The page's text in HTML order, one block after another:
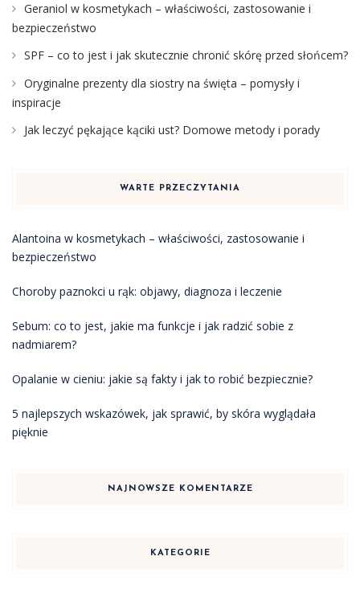
Geraniol w kosmetykach – właściwości, zastosowanie i
bezpieczeństwo
SPF – co to jest i jak skutecznie chronić skórę przed słońcem?
Oryginalne prezenty dla siostry na święta – pomysły i
inspiracje
Jak leczyć pękające kąciki ust? Domowe metody i porady
WARTE PRZECZYTANIA
Alantoina w kosmetykach – właściwości, zastosowanie i
bezpieczeństwo
Choroby paznokci u rąk: objawy, diagnoza i leczenie
Sebum: co to jest, jakie ma funkcje i jak radzić sobie z
nadmiarem?
Opalanie w cieniu: jakie są fakty i jak to robić bezpiecznie?
5 najlepszych wskazówek, jak sprawić, by skóra wyglądała
pięknie
NAJNOWSZE KOMENTARZE
KATEGORIE